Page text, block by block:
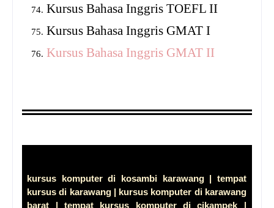
Kursus Bahasa Inggris TOEFL II
Kursus Bahasa Inggris GMAT I
Kursus Bahasa Inggris GMAT II
kursus komputer di kosambi karawang | tempat
kursus di karawang | kursus komputer di karawang
barat | tempat kursus komputer di cikampek |